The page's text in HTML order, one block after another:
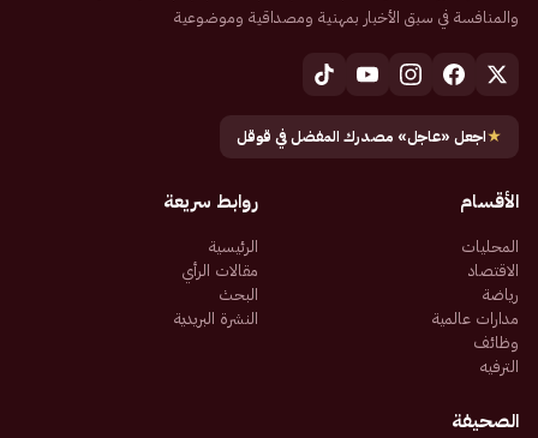
والمنافسة في سبق الأخبار بمهنية ومصداقية وموضوعية
★اجعل «عاجل» مصدرك المفضل في قوقل
الأقسام
المحليات
الاقتصاد
رياضة
مدارات عالمية
وظائف
الترفيه
روابط سريعة
الرئيسية
مقالات الرأي
البحث
النشرة البريدية
الصحيفة